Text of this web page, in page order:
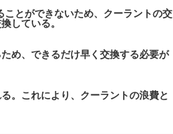
とができないため、クーラントの交
している。
め、できるだけ早く交換する必要が
。これにより、クーラントの浪費と